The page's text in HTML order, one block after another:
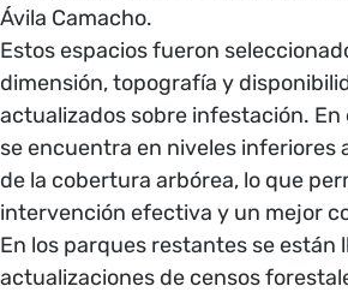
Ávila Camacho.
Estos espacios fueron
dimensión, topografía y
actualizados sobre infestación. En
se encuentra en niveles inferiores
de la cobertura arbórea, lo que
intervención efectiva y un mejor
En los parques restantes se están
actualizaciones de censos